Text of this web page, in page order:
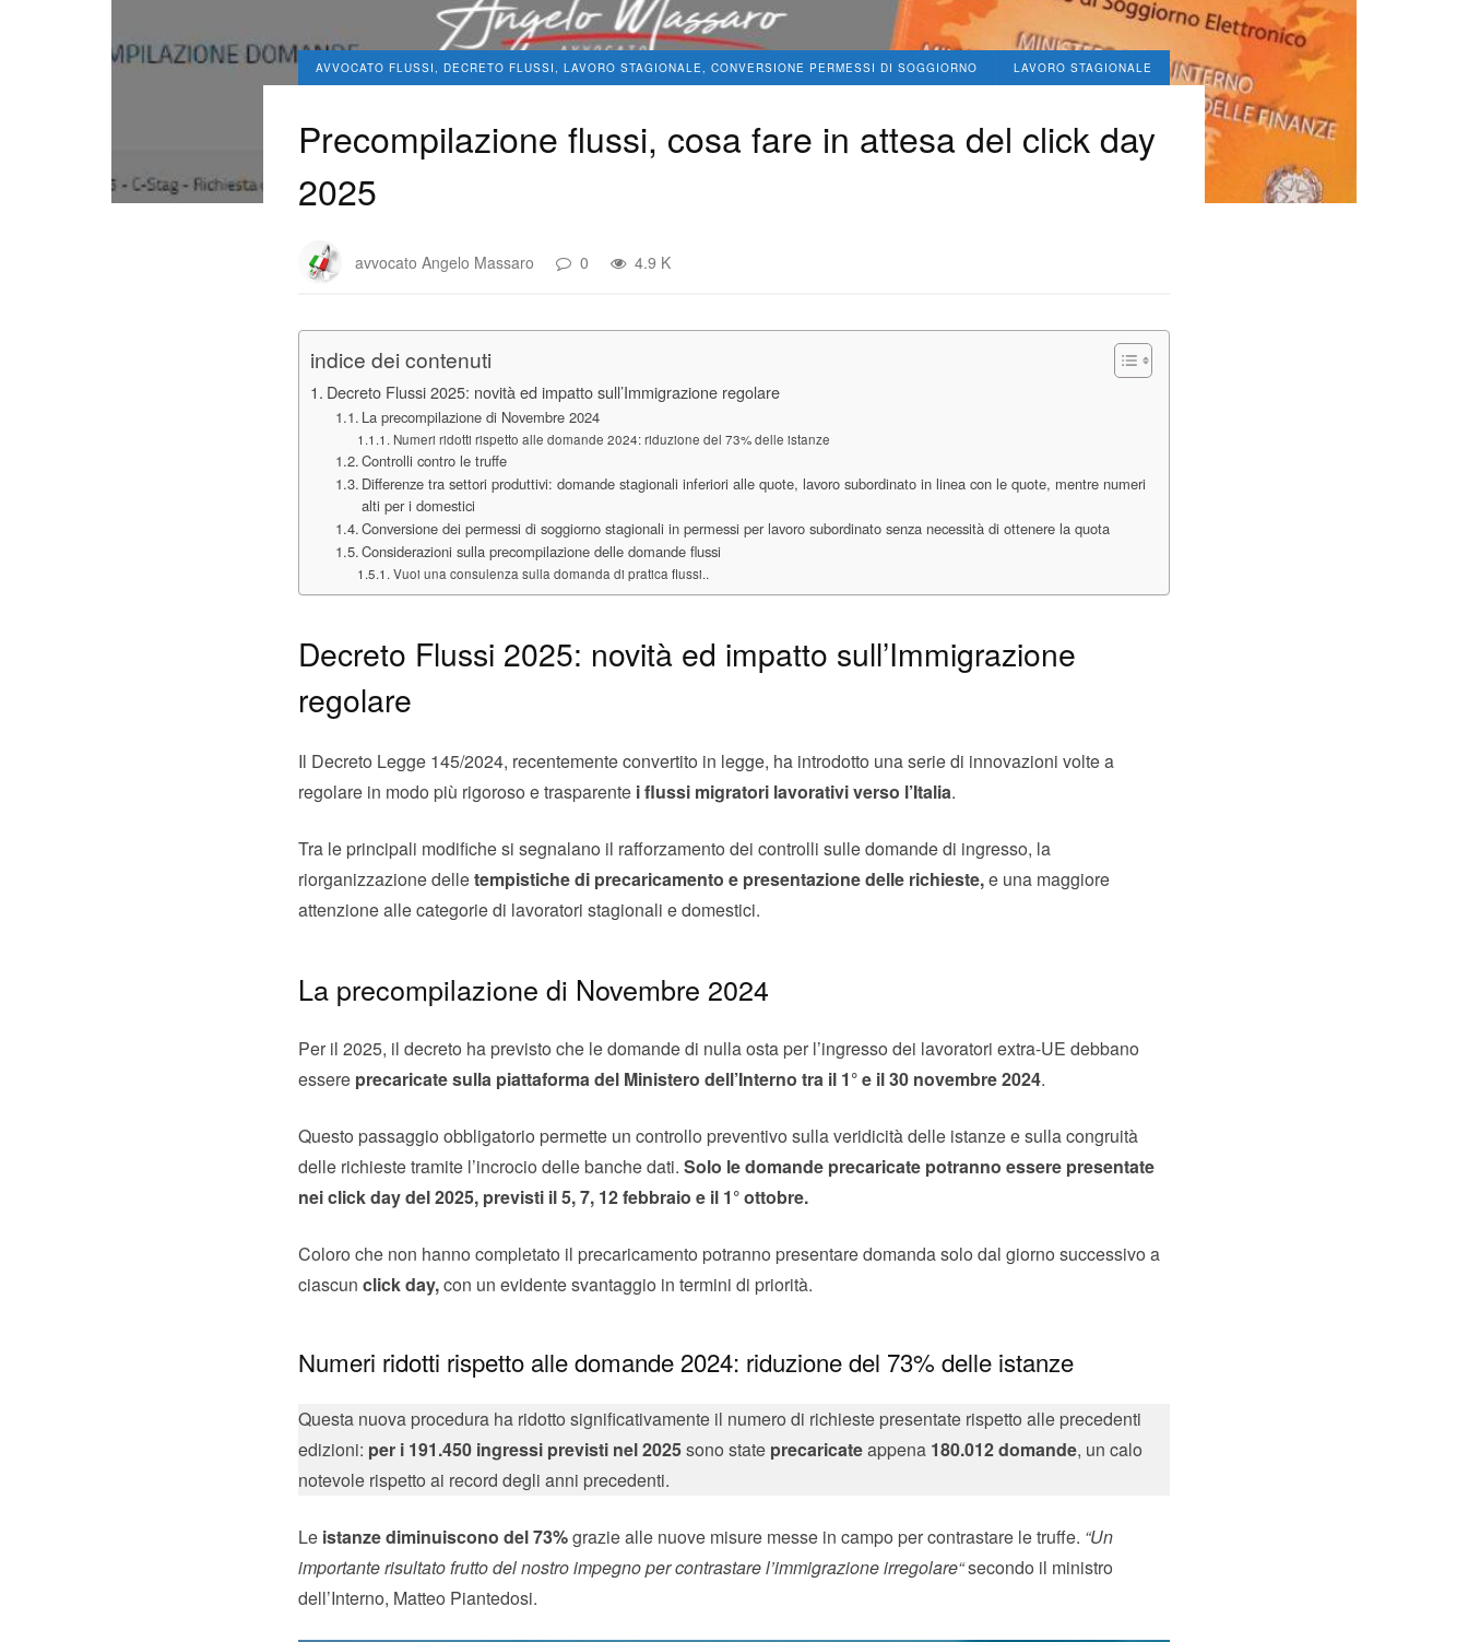
AVVOCATO FLUSSI, DECRETO FLUSSI, LAVORO STAGIONALE, CONVERSIONE PERMESSI DI SOGGIORNO LAVORO STAGIONALE
Precompilazione flussi, cosa fare in attesa del click day
2025
avvocato Angelo Massaro 0 4.9 K
indice dei contenuti
Decreto Flussi 2025: novità ed impatto sull’Immigrazione regolare
La precompilazione di Novembre 2024
Numeri ridotti rispetto alle domande 2024: riduzione del 73% delle istanze
Controlli contro le truffe
Differenze tra settori produttivi: domande stagionali inferiori alle quote, lavoro subordinato in linea con le quote, mentre numeri
alti per i domestici
Conversione dei permessi di soggiorno stagionali in permessi per lavoro subordinato senza necessità di ottenere la quota
Considerazioni sulla precompilazione delle domande flussi
Vuoi una consulenza sulla domanda di pratica flussi..
Decreto Flussi 2025: novità ed impatto sull’Immigrazione
regolare
Il Decreto Legge 145/2024, recentemente convertito in legge, ha introdotto una serie di innovazioni volte a
regolare in modo più rigoroso e trasparente i flussi migratori lavorativi verso l’Italia.
Tra le principali modifiche si segnalano il rafforzamento dei controlli sulle domande di ingresso, la
riorganizzazione delletempistiche di precaricamento e presentazione delle richieste,e una maggiore
attenzione alle categorie di lavoratori stagionali e domestici.
La precompilazione di Novembre 2024
Per il 2025, il decreto ha previsto che le domande di nulla osta per l’ingresso dei lavoratori extra-UE debbano
essere precaricate sulla piattaforma del Ministero dell’Interno tra il 1° e il 30 novembre 2024.
Questo passaggio obbligatorio permette un controllo preventivo sulla veridicità delle istanze e sulla congruità
delle richieste tramite l’incrocio delle banche dati. Solo le domande precaricate potranno essere presentate
nei click day del 2025, previsti il 5, 7, 12 febbraio e il 1° ottobre.
Coloro che non hanno completato il precaricamento potranno presentare domanda solo dal giorno successivo a
ciascun click day,con un evidente svantaggio in termini di priorità.
Numeri ridotti rispetto alle domande 2024: riduzione del 73% delle istanze
Questa nuova procedura ha ridotto significativamente il numero di richieste presentate rispetto alle precedenti
edizioni: per i 191.450 ingressi previsti nel 2025sono state precaricateappena 180.012 domande, un calo
notevole rispetto ai record degli anni precedenti.
Le istanze diminuiscono del 73%grazie alle nuove misure messe in campo per contrastare le truffe. “Un
importante risultato frutto del nostro impegno per contrastare l’immigrazione irregolare“secondo il ministro
dell’Interno, Matteo Piantedosi.